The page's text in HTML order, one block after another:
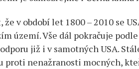
v období let 1800 – 2010 se
území. Vše dál pokračuje
již i v samotných USA.
proti nenažranosti mocných,